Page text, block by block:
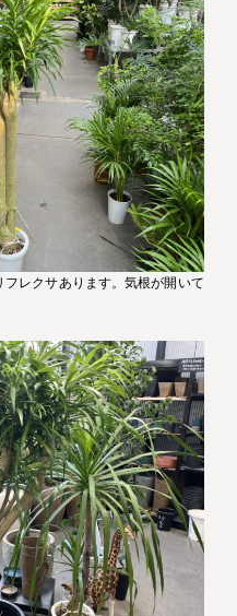
レクサあります。気根が開いて